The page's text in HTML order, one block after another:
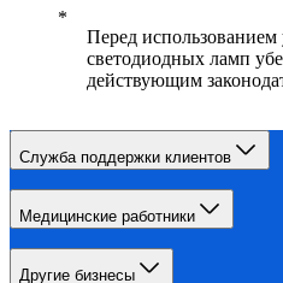
Перед
светодиодных ламп
действующим
Служба поддержки клиентов
Медицинские работники
Другие бизнесы